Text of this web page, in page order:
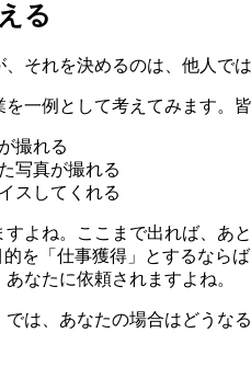
る
それを決めるのは、他人で
一例として考えてみます。
撮れる
写真が撮れる
スしてくれる
よね。ここまで出れば、あと
を「仕事獲得」とするなら
なたに依頼されますよね。
は、あなたの場合はどうな